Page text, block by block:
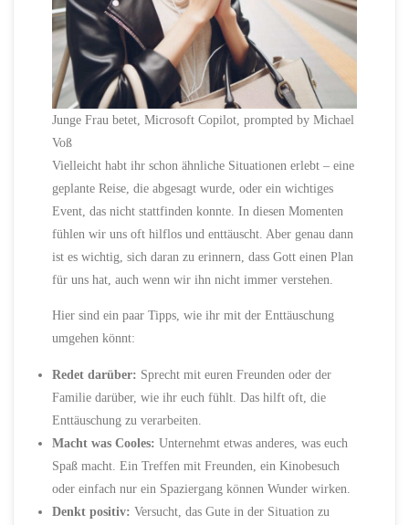
Junge Frau betet, Microsoft Copilot, prompted by Michael
Voß
Vielleicht habt ihr schon ähnliche Situationen erlebt – eine
geplante Reise, die abgesagt wurde, oder ein wichtiges
Event, das nicht stattfinden konnte. In diesen Momenten
fühlen wir uns oft hilflos und enttäuscht. Aber genau dann
ist es wichtig, sich daran zu erinnern, dass Gott einen Plan
für uns hat, auch wenn wir ihn nicht immer verstehen.
Hier sind ein paar Tipps, wie ihr mit der Enttäuschung
umgehen könnt:
Redet darüber: Sprecht mit euren Freunden oder der
Familie darüber, wie ihr euch fühlt. Das hilft oft, die
Enttäuschung zu verarbeiten.
Macht was Cooles: Unternehmt etwas anderes, was euch
Spaß macht. Ein Treffen mit Freunden, ein Kinobesuch
oder einfach nur ein Spaziergang können Wunder wirken.
Denkt positiv: Versucht, das Gute in der Situation zu